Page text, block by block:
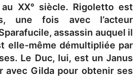
XX° siècle. Rigoletto est
une fois avec l’acteur
assassin auquel il
elle-même démultipliée par
Le Duc, lui, est un Janus
avec Gilda pour obtenir ses